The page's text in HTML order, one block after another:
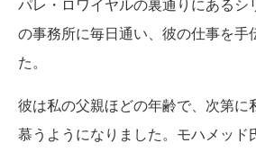
パレ・ロワイヤルの裏通りにあるシ
の事務所に毎日通い、彼の仕事を手
た。
彼は私の父親ほどの年齢で、次第に
慕うようになりました。モハメッド